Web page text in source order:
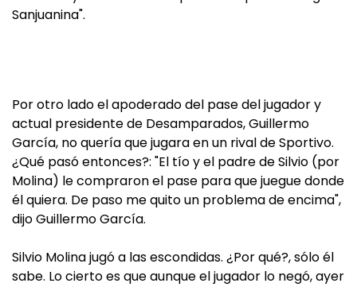
Sanjuanina".
Por otro lado el apoderado del pase del jugador y
actual presidente de Desamparados, Guillermo
García, no quería que jugara en un rival de Sportivo.
¿Qué pasó entonces?: "El tío y el padre de Silvio (por
Molina) le compraron el pase para que juegue donde
él quiera. De paso me quito un problema de encima",
dijo Guillermo García.
Silvio Molina jugó a las escondidas. ¿Por qué?, sólo él
sabe. Lo cierto es que aunque el jugador lo negó, ayer